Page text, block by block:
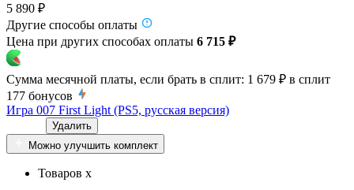
5 890 ₽
Другие способы оплаты
Цена при других способах оплаты 6 715 ₽
Сумма месячной платы, если брать в сплит: 1 679 ₽ в сплит
177 бонусов
Игра 007 First Light (PS5, русская версия)
Удалить
Можно улучшить комплект
Товаров x